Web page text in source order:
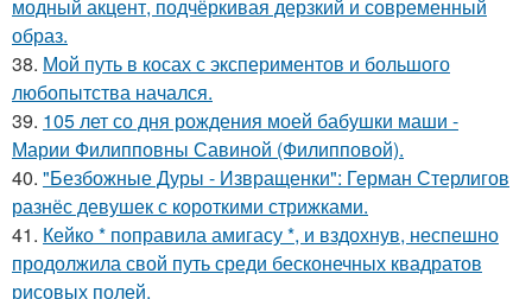
модный акцент, подчёркивая дерзкий и современный
образ.
38. Мой путь в косах с экспериментов и большого
любопытства начался.
39. 105 лет со дня рождения моей бабушки маши -
Марии Филипповны Савиной (Филипповой).
40. "Безбожные Дуры - Извращенки": Герман Стерлигов
разнёс девушек с короткими стрижками.
41. Кейко * поправила амигасу *, и вздохнув, неспешно
продолжила свой путь среди бесконечных квадратов
рисовых полей.